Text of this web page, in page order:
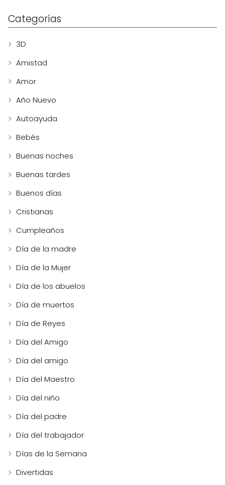
Categorías
3D
Amistad
Amor
Año Nuevo
Autoayuda
Bebés
Buenas noches
Buenas tardes
Buenos días
Cristianas
Cumpleaños
Día de la madre
Día de la Mujer
Día de los abuelos
Día de muertos
Día de Reyes
Día del Amigo
Día del amigo
Día del Maestro
Día del niño
Día del padre
Día del trabajador
Días de la Semana
Divertidas